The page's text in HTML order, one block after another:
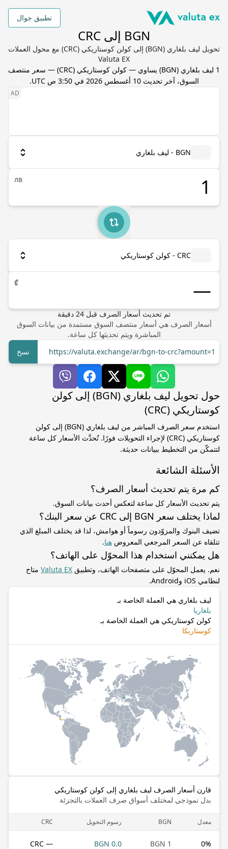
تطبيق جوال
BGN إلى CRC
تحويل ليف بلغاري (BGN) إلى كولن كوستاريكي (CRC) مع محول العملات
Valuta EX
1 ليف بلغاري (
BGN) يساوي — كولن كوستاريكي (
CRC) — سعر منتصف
السوق، آخر تحديث10 أغسطس 2026 في 3:50 ص UTC .
BGN - ليف بلغاري
лв
CRC - كولن كوستاريكي
₡
تم تحديث أسعار الصرف قبل 24 دقيقة
أسعار الصرف هي أسعار منتصف السوق مستمدة من بيانات السوق
المباشرة ويتم تحديثها كل ساعة.
https://valuta.exchange/ar/bgn-to-crc?amount=1
نسخ
حول تحويل ليف بلغاري (BGN) إلى كولن
كوستاريكي (CRC)
استخدم سعر الصرف المباشر من ليف بلغاري (BGN) إلى كولن
كوستاريكي (CRC) لإجراء التحويلات فورًا. تُحدَّث الأسعار كل ساعة
لتتمكّن من التخطيط ببيانات حديثة.
الأسئلة الشائعة
كم مرة يتم تحديث أسعار الصرف؟
يتم تحديث الأسعار كل ساعة لتعكس أحدث بيانات السوق.
لماذا يختلف سعر BGN إلى CRC عن سعر البنك؟
تضيف البنوك والمزوّدون رسوماً أو هوامش، لذا قد يختلف المبلغ الذي
تتلقاه عن السعر المرجعي المعروض هنا.
هل يمكنني استخدام هذا المحوّل على الهاتف؟
نعم. يعمل المحوّل على متصفحات الهاتف، وتطبيق Valuta EX متاح
لنظامي iOS وAndroid.
ليف بلغاري هي العملة الخاصة بـ
بلغاريا
كولن كوستاريكي هي العملة الخاصة بـ
كوستاريكا
قارن أسعار الصرف ليف بلغاري إلى كولن كوستاريكي
بدل نموذجي لمختلف أسواق صرف العملات بالتجزئة
معدل BGN رسوم التحويل CRC
0%
1 BGN
0.0 BGN
— CRC